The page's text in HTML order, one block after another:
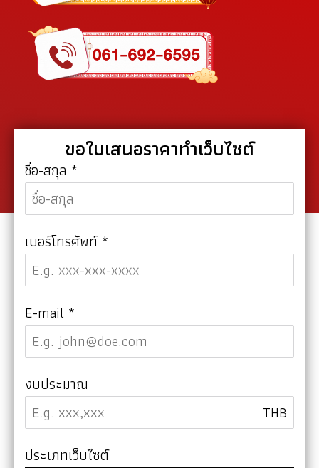
ขอใบเสนอราคาทำเว็บไซต์
ชื่อ-สกุล *
เบอร์โทรศัพท์*
E-mail *
งบประมาณ
THB
ประเภทเว็บไซต์